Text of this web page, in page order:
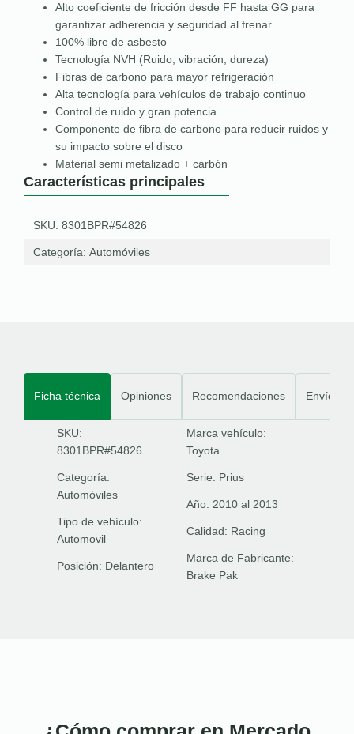
Alto coeficiente de fricción desde FF hasta GG para
garantizar adherencia y seguridad al frenar
100% libre de asbesto
Tecnología NVH (Ruido, vibración, dureza)
Fibras de carbono para mayor refrigeración
Alta tecnología para vehículos de trabajo continuo
Control de ruido y gran potencia
Componente de fibra de carbono para reducir ruidos y
su impacto sobre el disco
Material semi metalizado + carbón
Características principales
SKU: 8301BPR#54826
Categoría: Automóviles
Ficha técnica Opiniones Recomendaciones Envíos
SKU:
8301BPR#54826
Categoría:
Automóviles
Tipo de vehículo:
Automovil
Posición: Delantero
Marca vehículo:
Toyota
Serie: Prius
Año: 2010 al 2013
Calidad: Racing
Marca de Fabricante:
Brake Pak